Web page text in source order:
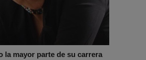
la mayor parte de su carrera